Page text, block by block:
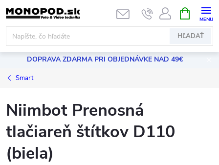
Prejsť
na
obsah
HĽADAŤ
KOŠÍK
DOPRAVA ZDARMA PRI OBJEDNÁVKE NAD 49€
Smart
Niimbot Prenosná
tlačiareň štítkov D110
(biela)